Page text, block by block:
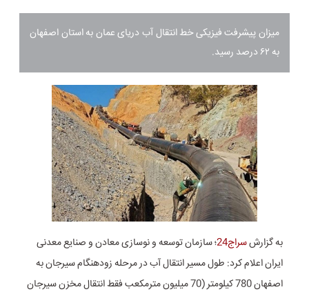
میزان پیشرفت فیزیکی خط انتقال آب دریای عمان به استان اصفهان
به ۶۲ درصد رسید.
به گزارشسراج24
؛ سازمان توسعه و نوسازی معادن و صنایع معدنی
ایران اعلام کرد: طول مسیر انتقال آب در مرحله زودهنگام سیرجان به
اصفهان 780 کیلومتر (70 میلیون مترمکعب فقط انتقال مخزن سیرجان